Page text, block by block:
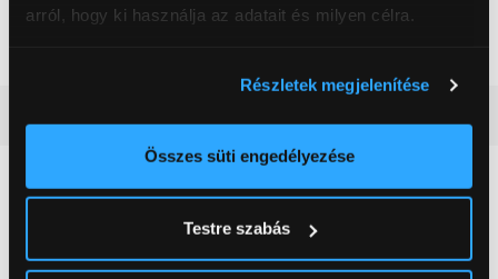
arról, hogy ki használja az adatait és milyen célra.
elhelyezkedéséről pár méteres pontossággal
Az Ön készülékén beazonosítása annak konkrét
módjairól és adja meg preferenciáit aRészletek
pontban. Bármikor módosíthatja vagy visszavonhatja a
Részletek megjelenítése
Összes süti engedélyezése
Testre szabás
Szín
Melegfehér
Neked ajánljuk